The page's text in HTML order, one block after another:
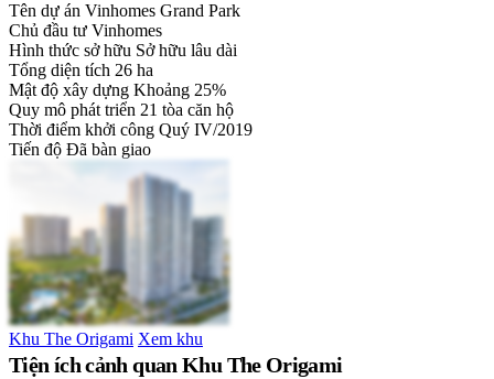
Tên dự án Vinhomes Grand Park
Chủ đầu tư Vinhomes
Hình thức sở hữu Sở hữu lâu dài
Tổng diện tích 26 ha
Mật độ xây dựng Khoảng 25%
Quy mô phát triển 21 tòa căn hộ
Thời điểm khởi công Quý IV/2019
Tiến độ Đã bàn giao
Khu The Origami Xem khu
Tiện ích cảnh quan Khu The Origami